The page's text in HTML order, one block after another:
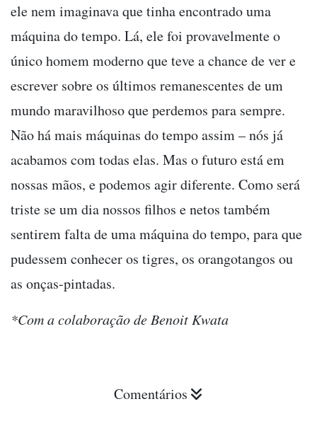
ele nem imaginava que tinha encontrado uma
máquina do tempo. Lá, ele foi provavelmente o
único homem moderno que teve a chance de ver e
escrever sobre os últimos remanescentes de um
mundo maravilhoso que perdemos para sempre.
Não há mais máquinas do tempo assim – nós já
acabamos com todas elas. Mas o futuro está em
nossas mãos, e podemos agir diferente. Como será
triste se um dia nossos filhos e netos também
sentirem falta de uma máquina do tempo, para que
pudessem conhecer os tigres, os orangotangos ou
as onças-pintadas.
*Com a colaboração de Benoit Kwata
Comentários